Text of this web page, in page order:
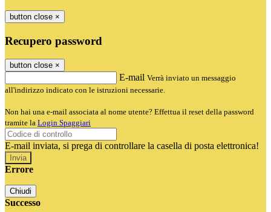
button close ×
Recupero password
button close ×
E-mail Verrà inviato un messaggio
all'indirizzo indicato con le istruzioni necessarie.
Non hai una e-mail associata al nome utente? Effettua il reset della password
tramite la Login Spaggiari
E-mail inviata, si prega di controllare la casella di posta elettronica!
Errore
Chiudi
Successo